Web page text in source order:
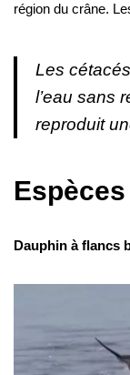
région du crâne.
Les
l’eau sans
reproduit
Dauphin à flancs